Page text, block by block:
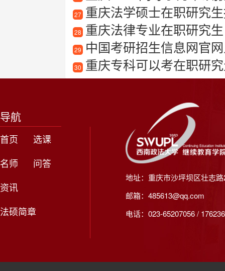
27 重庆法学硕士在职研究
28 重庆法律专业在职研究生
29 中国考研招生信息网官
30 重庆专科可以考在职研
导航
首页
选课
名师
问答
资讯
法硕简章
地址：重庆市沙坪坝区壮志
邮箱：485613@qq.com
电话：023-65207056 /